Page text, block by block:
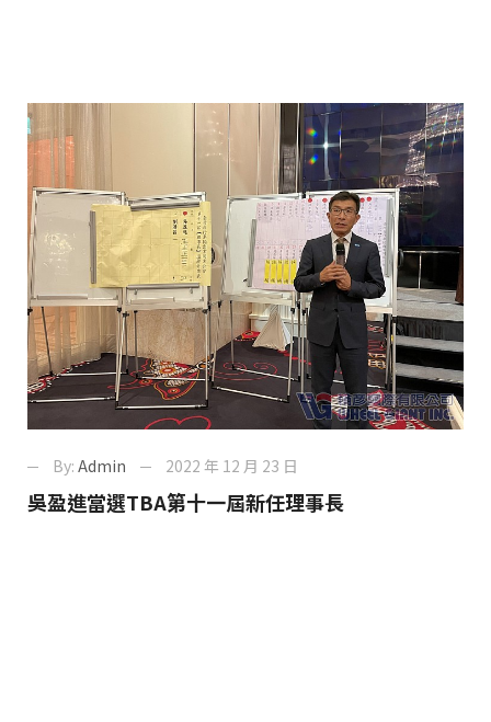
By: Admin 2022 年 12 月 23 日
吳盈進當選TBA第十一屆新任理事長